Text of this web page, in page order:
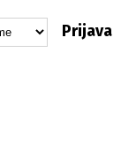
Prijava